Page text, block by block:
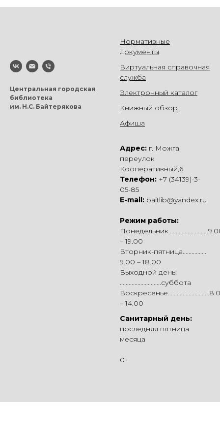
Центральная городская
библиотека
им. Н.С. Байтерякова
Нормативные
документы
Виртуальная справочная
служба
Электронный каталог
Книжный обзор
Афиша
Адрес: г. Можга,
переулок
Кооперативный,6
Телефон: +7 (34139)-3-
05-85
E-mail: baitlib@yandex.ru
Режим работы:
– 19.00
Вторник-пятница................
9.00 – 18.00
Выходной день:
............................суббота
– 14.00
Санитарный день:
последняя пятница
месяца
0+